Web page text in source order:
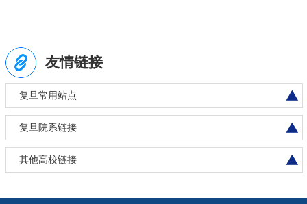
友情链接
复旦常用站点
复旦院系链接
其他高校链接